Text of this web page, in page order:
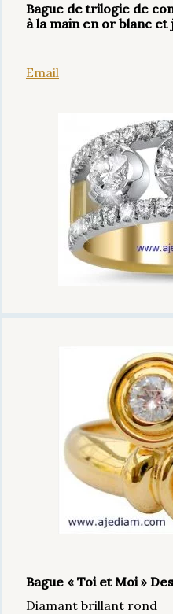
Bague de trilogie de
à la main en or blanc et
Email
Bague « Toi et Moi »
Diamant brillant rond